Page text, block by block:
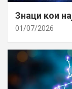
Знаци кои
01/07/2026